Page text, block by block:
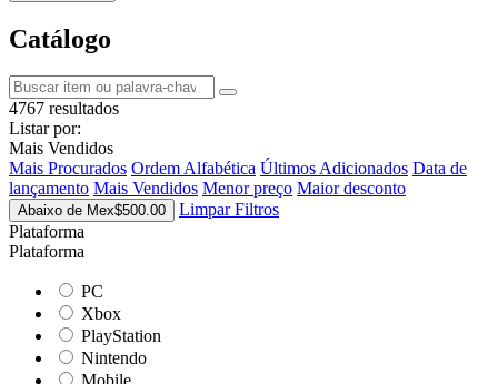
Catálogo
4767 resultados
Listar por:
Mais Vendidos
Mais Procurados Ordem Alfabética Últimos Adicionados Data de
lançamento Mais Vendidos Menor preço Maior desconto
Abaixo de Mex$500.00
Limpar Filtros
Plataforma
Plataforma
PC
Xbox
PlayStation
Nintendo